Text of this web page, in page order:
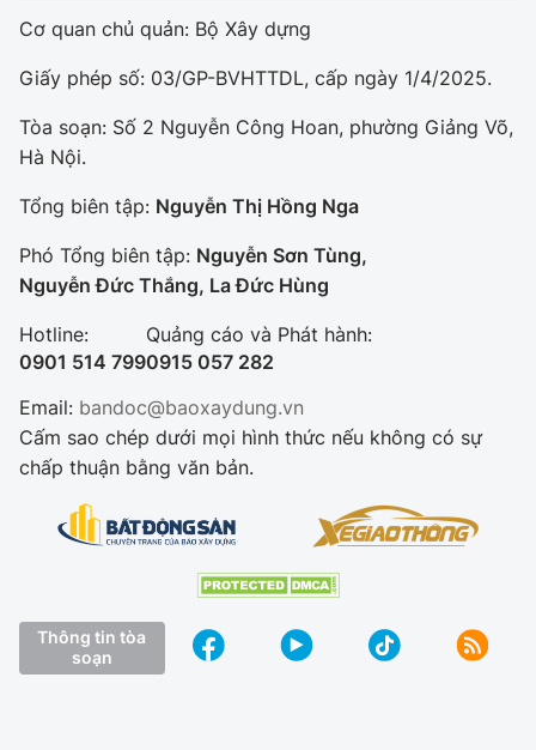
Cơ quan chủ quản: Bộ Xây dựng
Giấy phép số: 03/GP-BVHTTDL, cấp ngày 1/4/2025.
Tòa soạn: Số 2 Nguyễn Công Hoan, phường Giảng Võ,
Hà Nội.
Tổng biên tập: Nguyễn Thị Hồng Nga
Phó Tổng biên tập: Nguyễn Sơn Tùng,
Nguyễn Đức Thắng, La Đức Hùng
Hotline:
0901 514 799
Quảng cáo và Phát hành:
0915 057 282
Email: bandoc@baoxaydung.vn
Cấm sao chép dưới mọi hình thức nếu không có sự
chấp thuận bằng văn bản.
Thông tin tòa
soạn